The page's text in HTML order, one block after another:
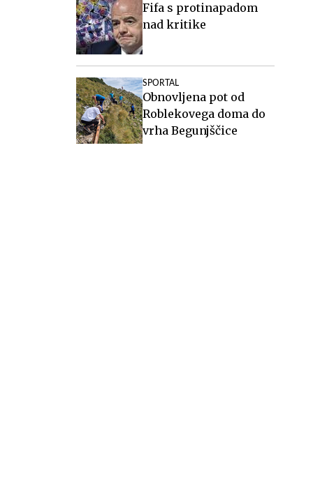
Fifa s protinapadom
nad kritike
SPORTAL
Obnovljena pot od
Roblekovega doma do
vrha Begunjščice